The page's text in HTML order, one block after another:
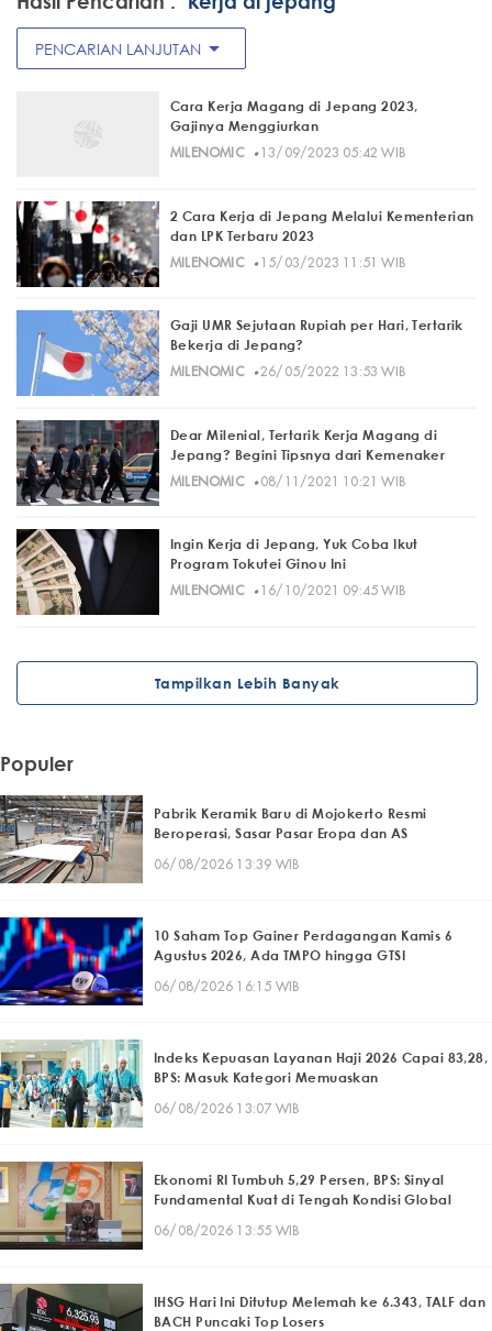
PENCARIAN LANJUTAN arrow_drop_down
Cara Kerja Magang di Jepang 2023,
Gajinya Menggiurkan
MILENOMIC· 13/09/2023 05:42 WIB
2 Cara Kerja di Jepang Melalui Kementerian
dan LPK Terbaru 2023
MILENOMIC· 15/03/2023 11:51 WIB
Gaji UMR Sejutaan Rupiah per Hari, Tertarik
Bekerja di Jepang?
MILENOMIC· 26/05/2022 13:53 WIB
Dear Milenial, Tertarik Kerja Magang di
Jepang? Begini Tipsnya dari Kemenaker
MILENOMIC· 08/11/2021 10:21 WIB
Ingin Kerja di Jepang, Yuk Coba Ikut
Program Tokutei Ginou Ini
MILENOMIC· 16/10/2021 09:45 WIB
Tampilkan Lebih Banyak
Populer
Pabrik Keramik Baru di Mojokerto Resmi
Beroperasi, Sasar Pasar Eropa dan AS
06/08/2026 13:39 WIB
10 Saham Top Gainer Perdagangan Kamis 6
Agustus 2026, Ada TMPO hingga GTSI
06/08/2026 16:15 WIB
Indeks Kepuasan Layanan Haji 2026 Capai 83,28,
BPS: Masuk Kategori Memuaskan
06/08/2026 13:07 WIB
Ekonomi RI Tumbuh 5,29 Persen, BPS: Sinyal
Fundamental Kuat di Tengah Kondisi Global
06/08/2026 13:55 WIB
IHSG Hari Ini Ditutup Melemah ke 6.343, TALF dan
BACH Puncaki Top Losers